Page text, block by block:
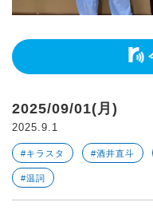
2025/09/01(月)
2025.9.1
#キラスタ #酒井直斗
#温詞